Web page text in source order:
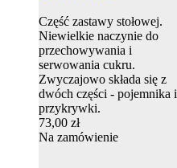
Część zastawy stołowej.
Niewielkie naczynie do
przechowywania i
serwowania cukru.
Zwyczajowo składa się z
dwóch części - pojemnika i
przykrywki.
73,00 zł
Na zamówienie